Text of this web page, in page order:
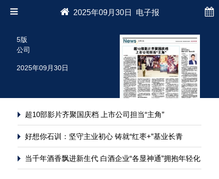
2025年09月30日 电子报
5版
公司
2025年09月30日
超10部影片齐聚国庆档 上市公司担当“主角”
好想你石训：坚守主业初心 铸就“红枣+”基业长青
当千年酒香飘进新生代 白酒企业“各显神通”拥抱年轻化